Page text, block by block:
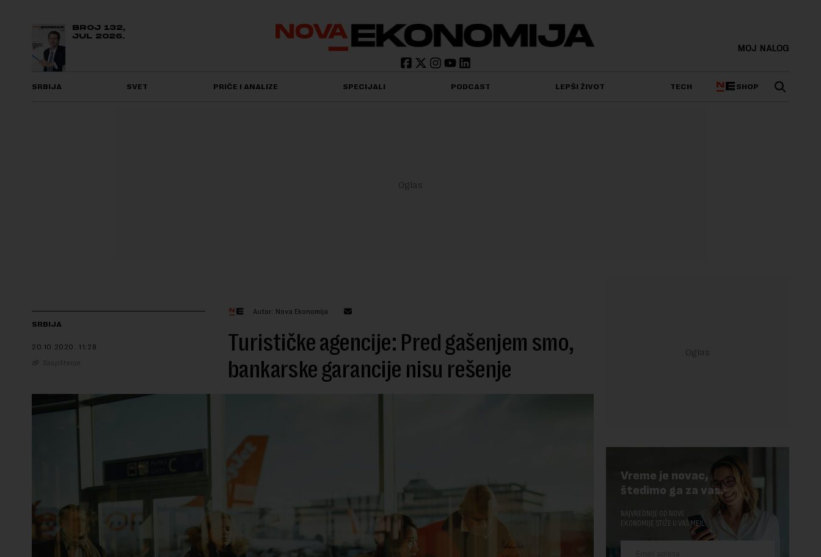
BROJ 132,
JUL 2026.
MOJ NALOG
SRBIJA SVET PRIČE I ANALIZE SPECIJALI PODCAST LEPŠI ŽIVOT TECH SHOP
SRBIJA
20.10.2020. 11:28
Saopštenje
Autor: Nova Ekonomija
Turističke agencije: Pred gašenjem smo,
bankarske garancije nisu rešenje
Vreme je novac,
štedimo ga za vas.
NAJVREDNIJE OD NOVE
EKONOMIJE STIŽE U VAŠ MEJL.